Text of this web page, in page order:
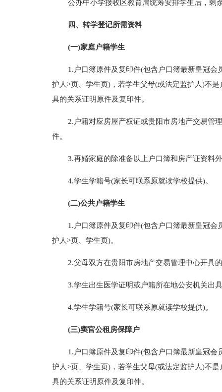
公办中小学接收区教育局统筹安排学生后，剩
四、转学登记所需资料
(一)家庭户籍学生
1.户口簿原件及复印件(包含户口簿最新皇冠
护人>页、学生页)，若学生父母(或法定监护人)不
具的关系证明原件及复印件。
2.户籍对应房屋产权证或贵阳市房地产交易管
件。
3.再婚家庭的除准备以上户口簿和房产证资料
4.学生学籍号(家长可联系原就读学校提供)。
(二)公共户籍学生
1.户口簿原件及复印件(包含户口簿最新皇冠
护人>页、学生页)。
2.父母双方在贵阳市房地产交易管理中心开具
3.学生出生医学证明或户籍所在地公安机关出
4.学生学籍号(家长可联系原就读学校提供)。
(三)窦官公租房保障户
1.户口簿原件及复印件(包含户口簿最新皇冠
护人>页、学生页)，若学生父母(或法定监护人)不
具的关系证明原件及复印件。